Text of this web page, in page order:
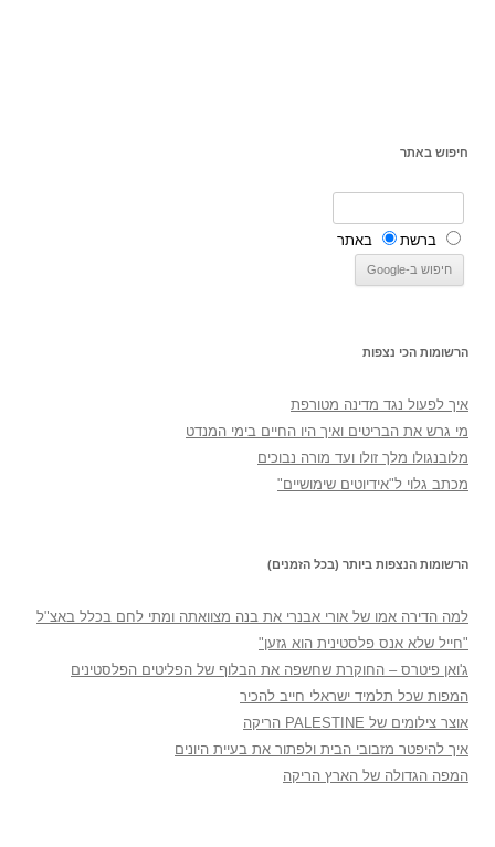
חיפוש באתר
ברשת באתר
הרשומות הכי נצפות
איך לפעול נגד מדינה מטורפת
מי גרש את הבריטים ואיך היו החיים בימי המנדט
מלובנגולו מלך זולו ועד מורה נבוכים
מכתב גלוי ל"אידיוטים שימושיים"
הרשומות הנצפות ביותר (בכל הזמנים)
למה הדירה אמו של אורי אבנרי את בנה מצוואתה ומתי לחם בכלל באצ"ל
"חייל שלא אנס פלסטינית הוא גזען"
ג'ואן פיטרס – החוקרת שחשפה את הבלוף של הפליטים הפלסטינים
המפות שכל תלמיד ישראלי חייב להכיר
אוצר צילומים של PALESTINE הריקה
איך להיפטר מזבובי הבית ולפתור את בעיית היונים
המפה הגדולה של הארץ הריקה